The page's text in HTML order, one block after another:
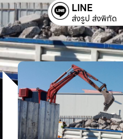
LINE
ส่งรูป ส่งพิกัด